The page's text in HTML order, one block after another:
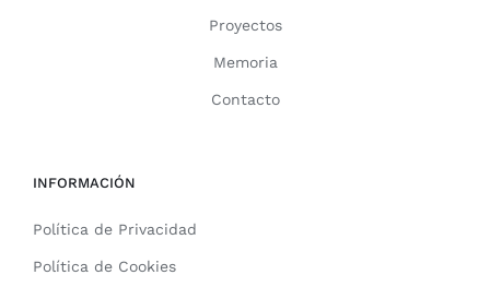
Proyectos
Memoria
Contacto
INFORMACIÓN
Política de Privacidad
Política de Cookies